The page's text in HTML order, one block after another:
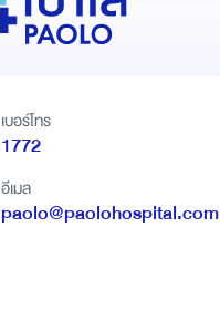
เบอร์โทร
1772
อีเมล
paolo@paolohospital.com